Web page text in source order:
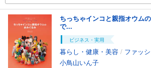
ちっちゃインコと親指オウム
で...
ビジネス・実用
暮らし・健康・美容 / ファッショ
小鳥山いん子